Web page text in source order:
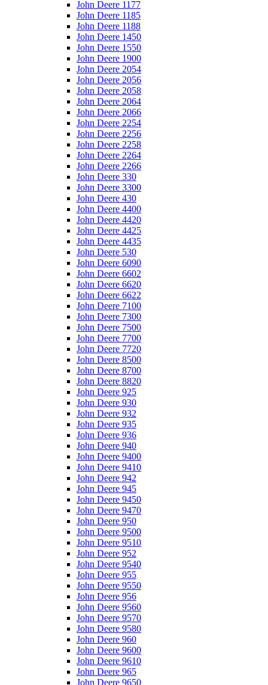
John Deere 1177
John Deere 1185
John Deere 1188
John Deere 1450
John Deere 1550
John Deere 1900
John Deere 2054
John Deere 2056
John Deere 2058
John Deere 2064
John Deere 2066
John Deere 2254
John Deere 2256
John Deere 2258
John Deere 2264
John Deere 2266
John Deere 330
John Deere 3300
John Deere 430
John Deere 4400
John Deere 4420
John Deere 4425
John Deere 4435
John Deere 530
John Deere 6090
John Deere 6602
John Deere 6620
John Deere 6622
John Deere 7100
John Deere 7300
John Deere 7500
John Deere 7700
John Deere 7720
John Deere 8500
John Deere 8700
John Deere 8820
John Deere 925
John Deere 930
John Deere 932
John Deere 935
John Deere 936
John Deere 940
John Deere 9400
John Deere 9410
John Deere 942
John Deere 945
John Deere 9450
John Deere 9470
John Deere 950
John Deere 9500
John Deere 9510
John Deere 952
John Deere 9540
John Deere 955
John Deere 9550
John Deere 956
John Deere 9560
John Deere 9570
John Deere 9580
John Deere 960
John Deere 9600
John Deere 9610
John Deere 965
John Deere 9650